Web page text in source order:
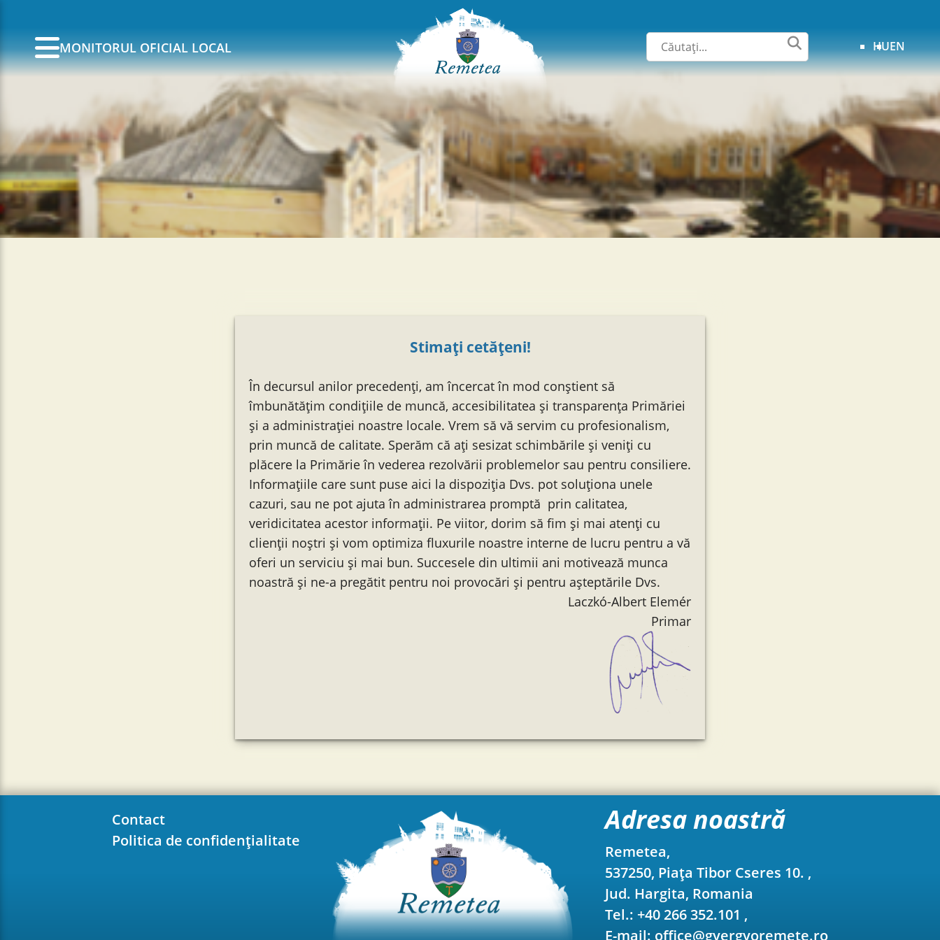
MONITORUL OFICIAL LOCAL HUEN
Stimați cetățeni!
În decursul anilor precedenți, am încercat în mod conștient să
îmbunătățim condițiile de muncă, accesibilitatea și transparența Primăriei
și a administrației noastre locale. Vrem să vă servim cu profesionalism,
prin muncă de calitate. Sperăm că ați sesizat schimbările și veniți cu
plăcere la Primărie în vederea rezolvării problemelor sau pentru consiliere.
Informațiile care sunt puse aici la dispoziția Dvs. pot soluționa unele
cazuri, sau ne pot ajuta în administrarea promptă prin calitatea,
veridicitatea acestor informații. Pe viitor, dorim să fim și mai atenți cu
clienții noștri și vom optimiza fluxurile noastre interne de lucru pentru a vă
oferi un serviciu și mai bun. Succesele din ultimii ani motivează munca
noastră și ne-a pregătit pentru noi provocări și pentru așteptările Dvs.
Laczkó-Albert Elemér
Primar
Contact
Politica de confidențialitate
Adresa noastră
Remetea,
537250, Piața Tibor Cseres 10. ,
Jud. Hargita, Romania
Tel.: +40 266 352.101 ,
E-mail: office@gyergyoremete.ro